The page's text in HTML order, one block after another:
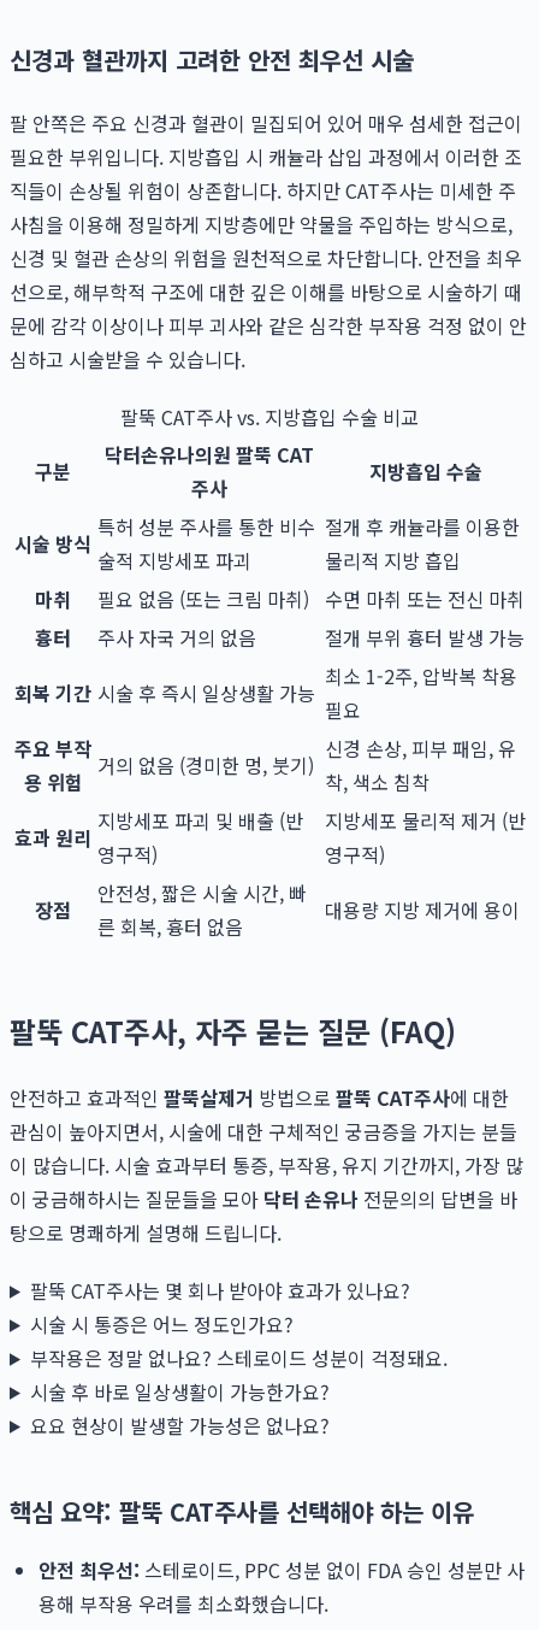
신경과 혈관까지 고려한 안전 최우선 시술
팔 안쪽은 주요 신경과 혈관이 밀집되어 있어 매우 섬세한 접근이
필요한 부위입니다. 지방흡입 시 캐뉼라 삽입 과정에서 이러한 조
직들이 손상될 위험이 상존합니다. 하지만 CAT주사는 미세한 주
사침을 이용해 정밀하게 지방층에만 약물을 주입하는 방식으로,
신경 및 혈관 손상의 위험을 원천적으로 차단합니다. 안전을 최우
선으로, 해부학적 구조에 대한 깊은 이해를 바탕으로 시술하기 때
문에 감각 이상이나 피부 괴사와 같은 심각한 부작용 걱정 없이 안
심하고 시술받을 수 있습니다.
팔뚝 CAT주사 vs. 지방흡입 수술 비교
구분
닥터손유나의원 팔뚝 CAT
주사
지방흡입 수술
시술 방식
특허 성분 주사를 통한 비수
술적 지방세포 파괴
절개 후 캐뉼라를 이용한
물리적 지방 흡입
마취
필요 없음 (또는 크림 마취)
수면 마취 또는 전신 마취
흉터
주사 자국 거의 없음
절개 부위 흉터 발생 가능
회복 기간 시술 후 즉시 일상생활 가능
최소 1-2주, 압박복 착용
필요
주요 부작
용 위험
거의 없음 (경미한 멍, 붓기)
신경 손상, 피부 패임, 유
착, 색소 침착
효과 원리
지방세포 파괴 및 배출 (반
영구적)
지방세포 물리적 제거 (반
영구적)
장점
안전성, 짧은 시술 시간, 빠
른 회복, 흉터 없음
대용량 지방 제거에 용이
팔뚝 CAT주사, 자주 묻는 질문 (FAQ)
안전하고 효과적인 팔뚝살제거 방법으로 팔뚝 CAT주사에 대한
관심이 높아지면서, 시술에 대한 구체적인 궁금증을 가지는 분들
이 많습니다. 시술 효과부터 통증, 부작용, 유지 기간까지, 가장 많
이 궁금해하시는 질문들을 모아 닥터 손유나 전문의의 답변을 바
탕으로 명쾌하게 설명해 드립니다.
팔뚝 CAT주사는 몇 회나 받아야 효과가 있나요?
시술 시 통증은 어느 정도인가요?
부작용은 정말 없나요? 스테로이드 성분이 걱정돼요.
시술 후 바로 일상생활이 가능한가요?
요요 현상이 발생할 가능성은 없나요?
핵심 요약: 팔뚝 CAT주사를 선택해야 하는 이유
안전 최우선: 스테로이드, PPC 성분 없이 FDA 승인 성분만 사
용해 부작용 우려를 최소화했습니다.